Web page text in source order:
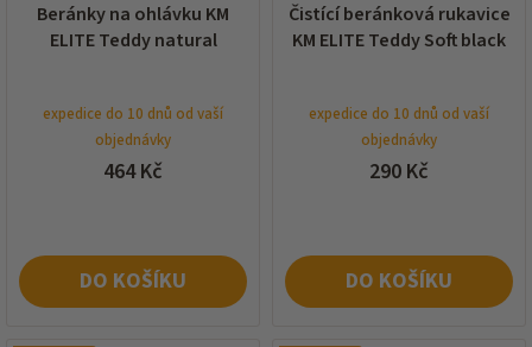
Beránky na ohlávku KM
ELITE Teddy natural
expedice do 10 dnů od vaší
objednávky
464 Kč
DO KOŠÍKU
Čistící beránková rukavice
KM ELITE Teddy Soft black
expedice do 10 dnů od vaší
objednávky
290 Kč
DO KOŠÍKU